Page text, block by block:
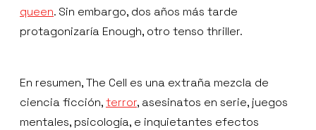
queen. Sin embargo, dos años más tarde
protagonizaría Enough, otro tenso thriller.
En resumen, The Cell es una extraña mezcla de
ciencia ficción,terror, asesinatos en serie, juegos
mentales, psicología, e inquietantes efectos